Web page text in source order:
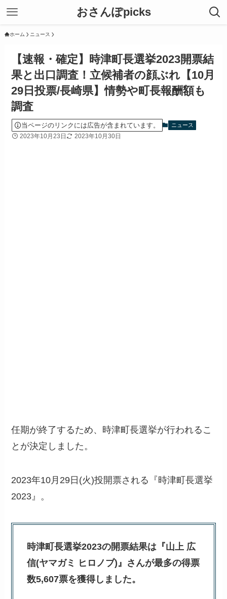
おさんぽpicks
ホーム ニュース
【速報・確定】時津町長選挙2023開票結
果と出口調査！立候補者の顔ぶれ【10月
29日投票/長崎県】情勢や町長報酬額も
調査
当ページのリンクには広告が含まれています。 ニュース
2023年10月23日 2023年10月30日
任期が終了するため、時津町長選挙が行われるこ
とが決定しました。
2023年10月29日(火)投開票される『時津町長選挙
2023』。
時津町長選挙2023の開票結果は『山上 広
信(ヤマガミ ヒロノブ)』さんが最多の得票
数5,607票を獲得しました。